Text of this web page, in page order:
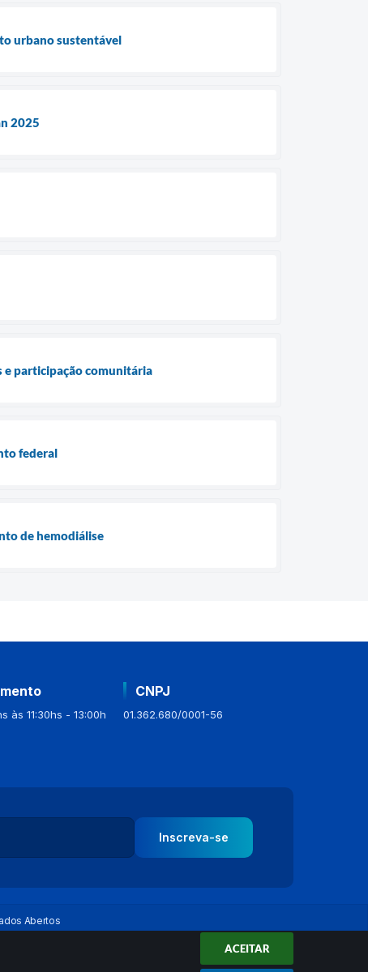
ACEITAR
urbano sustentável
2025
e participação comunitária
federal
de hemodiálise
às 11:30hs - 13:00h
CNPJ
01.362.680/0001-56
Inscreva-se
Abertos